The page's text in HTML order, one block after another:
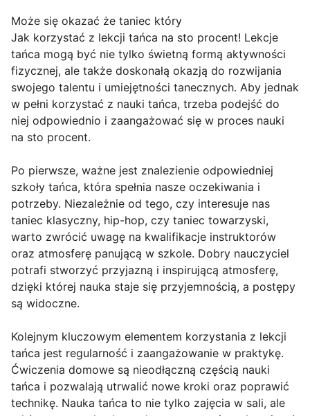
Może się okazać że taniec który
Jak korzystać z lekcji tańca na sto procent! Lekcje
tańca mogą być nie tylko świetną formą aktywności
fizycznej, ale także doskonałą okazją do rozwijania
swojego talentu i umiejętności tanecznych. Aby jednak
w pełni korzystać z nauki tańca, trzeba podejść do
niej odpowiednio i zaangażować się w proces nauki
na sto procent.
Po pierwsze, ważne jest znalezienie odpowiedniej
szkoły tańca, która spełnia nasze oczekiwania i
potrzeby. Niezależnie od tego, czy interesuje nas
taniec klasyczny, hip-hop, czy taniec towarzyski,
warto zwrócić uwagę na kwalifikacje instruktorów
oraz atmosferę panującą w szkole. Dobry nauczyciel
potrafi stworzyć przyjazną i inspirującą atmosferę,
dzięki której nauka staje się przyjemnością, a postępy
są widoczne.
Kolejnym kluczowym elementem korzystania z lekcji
tańca jest regularność i zaangażowanie w praktykę.
Ćwiczenia domowe są nieodłączną częścią nauki
tańca i pozwalają utrwalić nowe kroki oraz poprawić
technikę. Nauka tańca to nie tylko zajęcia w sali, ale